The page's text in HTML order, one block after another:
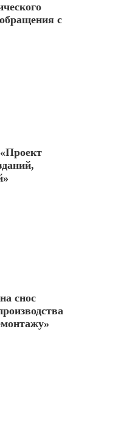
с
снос